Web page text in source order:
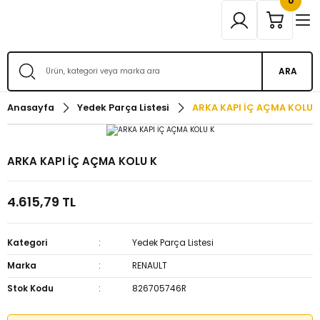
ARA
Anasayfa Yedek Parça Listesi ARKA KAPI İÇ AÇMA KOLU
ARKA KAPI İÇ AÇMA KOLU K
4.615,79 TL
Kategori
Yedek Parça Listesi
Marka
RENAULT
Stok Kodu
826705746R